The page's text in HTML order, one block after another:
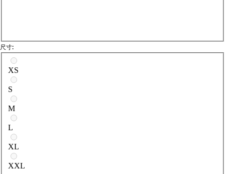
尺寸:
請選擇尺寸
XS
S
M
L
XL
XXL